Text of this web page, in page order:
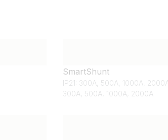
SmartShunt
IP21: 300A, 500A, 1000A,
300A, 500A, 1000A, 2000A